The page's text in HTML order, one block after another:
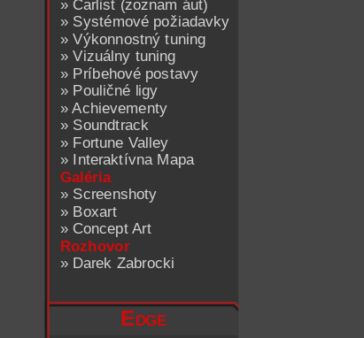
» Carlist (zoznam áut)
» Systémové požiadavky
»Výkonnostný tuning
»Vizuálny tuning
» Príbehové postavy
» Pouličné ligy
»Achievementy
» Soundtrack
» Fortune Valley
» Interaktívna Mapa
Galéria
» Screenshoty
» Boxart
» Concept Art
Rozhovor
» Darek Zabrocki
Edge